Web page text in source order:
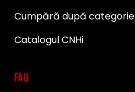
Cumpără după categorie
Catalogul CNHi
FAQ